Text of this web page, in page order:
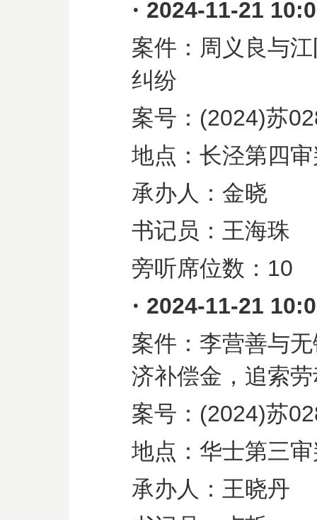
· 2024-11-21
案件：周义良与
纠纷
案号： (2024)苏
地点：长泾第四
承办人：金晓
书记员：王海珠
旁听席位数： 10
· 2024-11-21
案件：李营善与
济补偿金，追索
案号： (2024)苏
地点：华士第三
承办人：王晓丹